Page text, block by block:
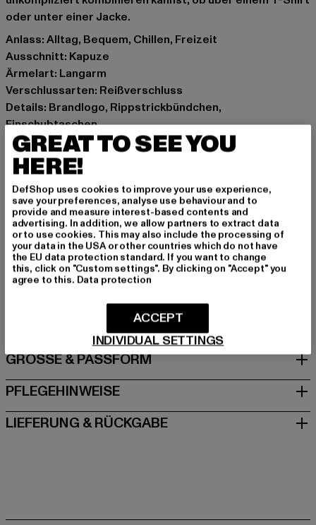
oder unter einer Jacke.
Anlass: Alltag, Bequem, Chillen, Freizeit
Ausschnitt: Kapuze
Ärmelart: Langarm
Verschlussarten: Reißverschluss
Details: Brandlogo, Rippstrickbündchen,
Einschubtaschen
Schnitt: Normal
Marke: Dangerous DNGRS
Kat.: Zip Hoodies
Farbe: beige
Hersteller Farbe: unionbeige
Materialzusammensetzung: 100% Baumwolle
Art.Nr: DGZH059T-03738
Hersteller: TB International GmbH |info@tbint.de
GRÖSSE & PASSFORM
PFLEGEHINWEISE
LIEFERUNG & RÜCKGABE
GREAT TO SEE YOU
HERE!
DefShop uses cookies to improve your use experience,
save your preferences, analyse use behaviour and to
provide and measure interest-based contents and
advertising. In addition, we allow partners to extract data
or to use cookies. This may also include the processing of
your data in the USA or other countries which do not have
the EU data protection standard. If you want to change
this, click on "Custom settings". By clicking on "Accept" you
agree to this. Data protection
INDIVIDUAL SETTINGS
ACCEPT